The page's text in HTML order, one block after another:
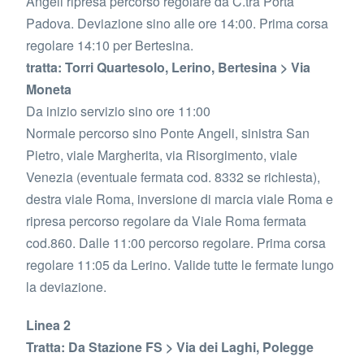
Padova. Deviazione sino alle ore 14:00. Prima corsa
regolare 14:10 per Bertesina.
tratta: Torri Quartesolo, Lerino, Bertesina > Via
Moneta
Da inizio servizio sino ore 11:00
Normale percorso sino Ponte Angeli, sinistra San
Pietro, viale Margherita, via Risorgimento, viale
Venezia (eventuale fermata cod. 8332 se richiesta),
destra viale Roma, inversione di marcia viale Roma e
ripresa percorso regolare da Viale Roma fermata
cod.860. Dalle 11:00 percorso regolare. Prima corsa
regolare 11:05 da Lerino. Valide tutte le fermate lungo
la deviazione.
Linea 2
Tratta: Da Stazione FS > Via dei Laghi, Polegge